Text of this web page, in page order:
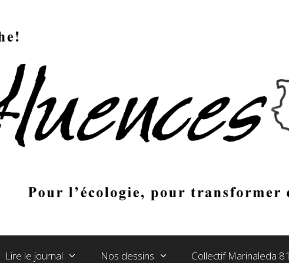
Lire le journal Nos dessins Collectif Marinaleda 81